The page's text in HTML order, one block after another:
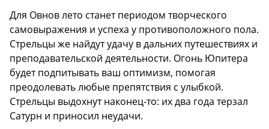
Для Овнов лето станет периодом творческого
самовыражения и успеха у противоположного пола.
Стрельцы же найдут удачу в дальних путешествиях и
преподавательской деятельности. Огонь Юпитера
будет подпитывать ваш оптимизм, помогая
преодолевать любые препятствия с улыбкой.
Стрельцы выдохнут наконец-то: их два года терзал
Сатурн и приносил неудачи.